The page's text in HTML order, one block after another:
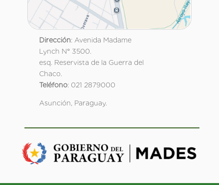
Dirección: Avenida Madame
Lynch N° 3500.
esq. Reservista de la Guerra del
Chaco.
Teléfono: 021 2879000
Asunción, Paraguay.